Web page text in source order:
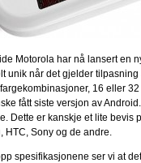
Motorola har nå lansert en
unik når det gjelder
16 eller
fått siste versjon av
Dette er kanskje et lite bevis
HTC, Sony og de andre.
spesifikasjonene ser vi at